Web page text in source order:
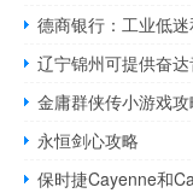
德商银行：工业低
辽宁锦州可提供奋
金庸群侠传小游戏攻
永恒剑心攻略
保时捷Cayenne和